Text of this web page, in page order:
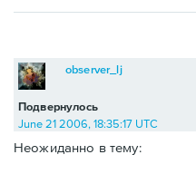
Подвернулось
observer_lj
June 21 2006, 18:35:17 UTC
Неожиданно в тему: